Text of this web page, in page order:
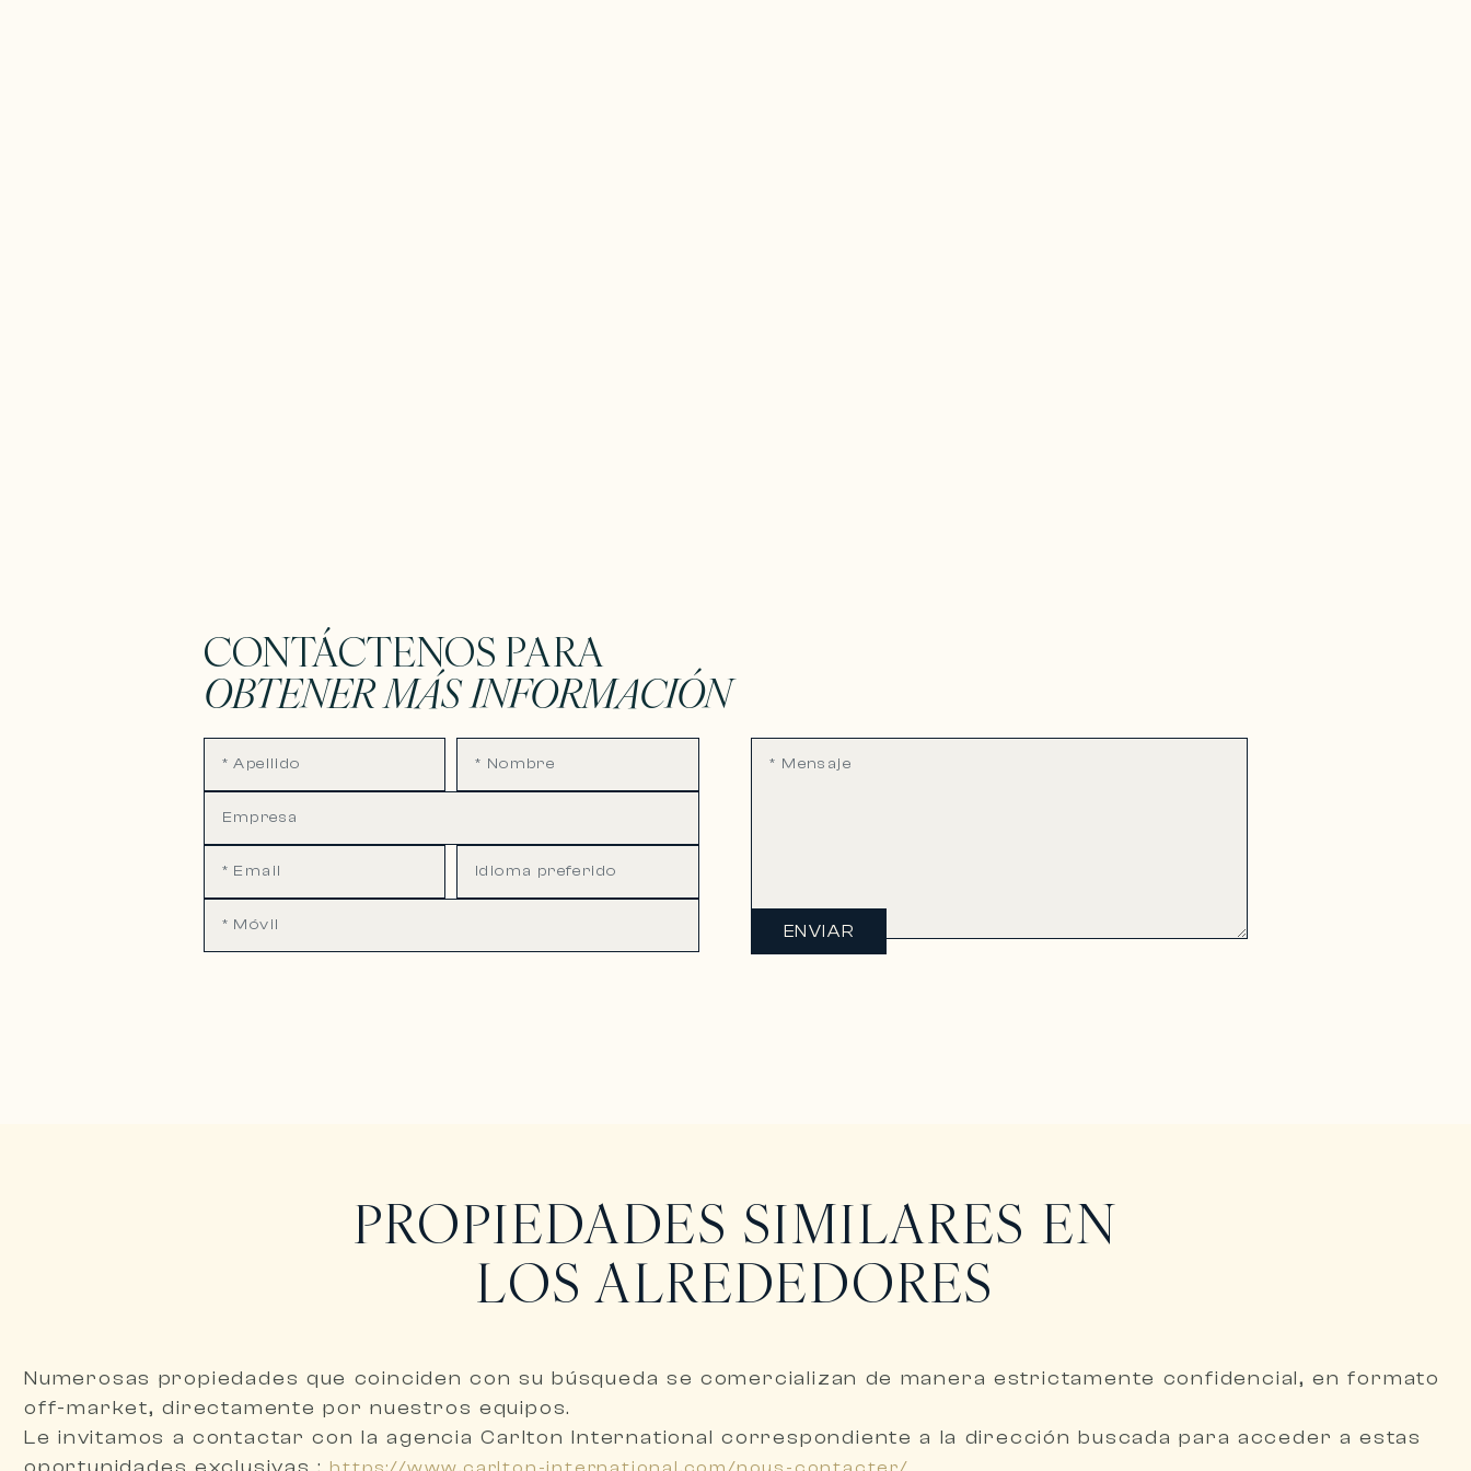
CONTÁCTENOS PARA
OBTENER MÁS INFORMACIÓN
ENVIAR
PROPIEDADES SIMILARES EN
LOS ALREDEDORES
Numerosas propiedades que coinciden con su búsqueda se comercializan de manera estrictamente confidencial, en formato
off-market, directamente por nuestros equipos.
Le invitamos a contactar con la agencia Carlton International correspondiente a la dirección buscada para acceder a estas